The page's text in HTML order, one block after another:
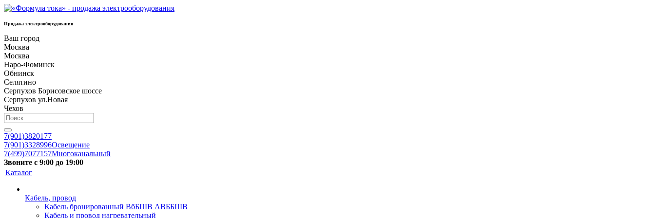
Продажа электрооборудования
Ваш город
Москва
Москва
Наро-Фоминск
Обнинск
Селятино
Серпухов Борисовское шоссе
Серпухов ул.Новая
Чехов
7(901)3820177
7(901)3328996Освещение
7(499)7077157Многоканальный
Звоните с 9:00 до 19:00
Каталог
Кабель, провод
Кабель бронированный ВбБШВ АВББШВ
Кабель и провод нагревательный